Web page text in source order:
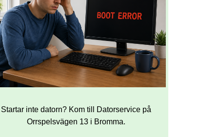
Startar inte datorn? Kom till Datorservice på
Orrspelsvägen 13 i Bromma.